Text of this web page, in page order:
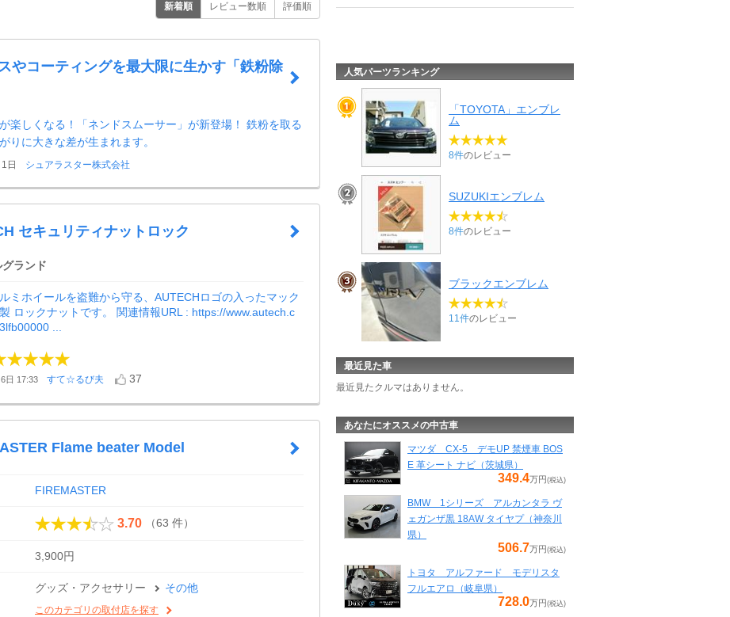
新着順 レビュー数順 評価順
やコーティングを最大限に生かす「鉄粉除
楽しくなる！「ネンドスムーサー」が新登場！ 鉄粉を取る
りに大きな差が生まれます。
日 シュアラスター株式会社
セキュリティナットロック
グランド
ミホイールを盗難から守る、AUTECHロゴの入ったマック
ロックナットです。 関連情報URL : https://www.autech.c
...
日 17:33 すて☆るび夫 37
Flame beater Model
FIREMASTER
3.70 （63 件）
3,900円
グッズ・アクセサリー その他
このカテゴリの取付店を探す
人気パーツランキング
「TOYOTA」エンブレ
ム
8件のレビュー
SUZUKIエンブレム
8件のレビュー
ブラックエンブレム
11件のレビュー
最近見た車
最近見たクルマはありません。
あなたにオススメの中古車
マツダ CX-5 デモUP 禁煙車 BOS
E 革シート ナビ（茨城県）
349.4万円(税込)
BMW 1シリーズ アルカンタラ ヴ
ェガンザ黒 18AW タイヤプ（神奈川
県）
506.7万円(税込)
トヨタ アルファード モデリスタ
フルエアロ（岐阜県）
728.0万円(税込)